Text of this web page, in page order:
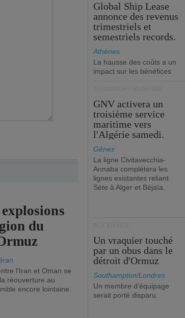
du
l'Iran et Oman se
réouverture au
encore lointaine.
Global Ship Lease
annonce des revenus
trimestriels et
semestriels records.
Athènes
La hausse des coûts a un
impact sur les bénéfices
GNV activera un
troisième service
maritime vers
l'Algérie samedi.
Gênes
La ligne Civitavecchia-
Annaba complétera les
lignes existantes reliant
Sète à Alger et Béjaïa.
Un vraquier touché
par un obus dans le
détroit d'Ormuz
Southampton/Londres
Un membre d'équipage
serait porté disparu.